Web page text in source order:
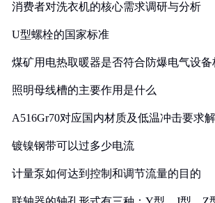
消费者对洗衣机的核心需求调研与分析
U型螺栓的国家标准
煤矿用电热取暖器是否符合防爆电气设备
照明母线槽的主要作用是什么
A516Gr70对应国内材质及低温冲击要求
镀镍钢带可以过多少电流
计量泵如何达到控制和调节流量的目的